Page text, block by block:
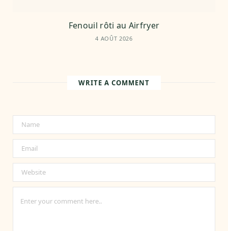
Fenouil rôti au Airfryer
4 AOÛT 2026
WRITE A COMMENT